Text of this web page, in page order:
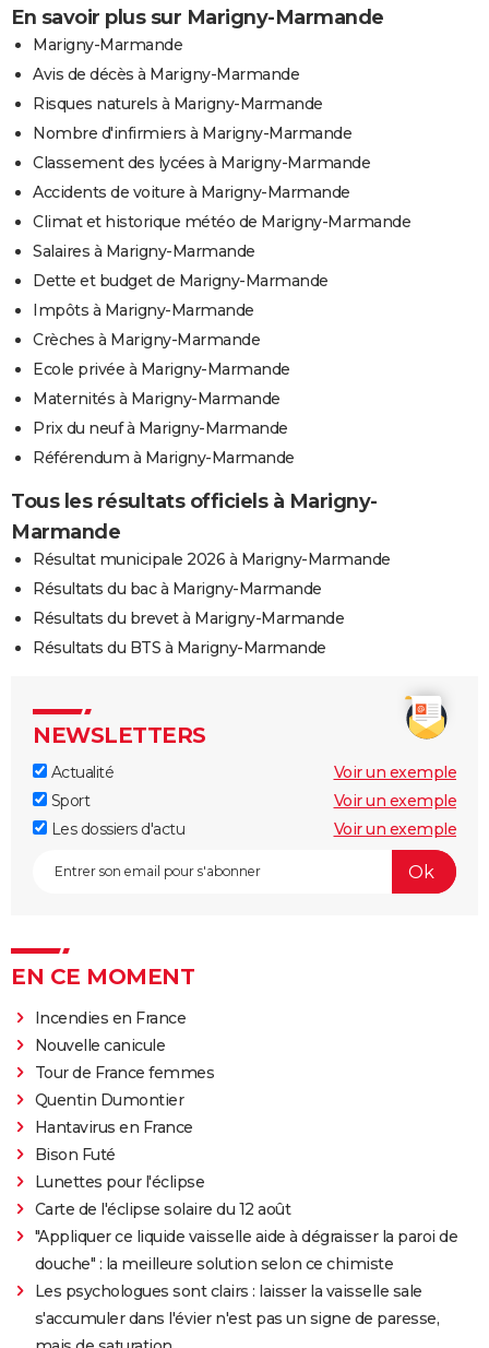
En savoir plus sur Marigny-Marmande
Marigny-Marmande
Avis de décès à Marigny-Marmande
Risques naturels à Marigny-Marmande
Nombre d'infirmiers à Marigny-Marmande
Classement des lycées à Marigny-Marmande
Accidents de voiture à Marigny-Marmande
Climat et historique météo de Marigny-Marmande
Salaires à Marigny-Marmande
Dette et budget de Marigny-Marmande
Impôts à Marigny-Marmande
Crèches à Marigny-Marmande
Ecole privée à Marigny-Marmande
Maternités à Marigny-Marmande
Prix du neuf à Marigny-Marmande
Référendum à Marigny-Marmande
Tous les résultats officiels à Marigny-
Marmande
Résultat municipale 2026 à Marigny-Marmande
Résultats du bac à Marigny-Marmande
Résultats du brevet à Marigny-Marmande
Résultats du BTS à Marigny-Marmande
NEWSLETTERS
Actualité
Voir un exemple
Sport
Voir un exemple
Les dossiers d'actu
Voir un exemple
EN CE MOMENT
Incendies en France
Nouvelle canicule
Tour de France femmes
Quentin Dumontier
Hantavirus en France
Bison Futé
Lunettes pour l'éclipse
Carte de l'éclipse solaire du 12 août
"Appliquer ce liquide vaisselle aide à dégraisser la paroi de
douche" : la meilleure solution selon ce chimiste
Les psychologues sont clairs : laisser la vaisselle sale
s'accumuler dans l'évier n'est pas un signe de paresse,